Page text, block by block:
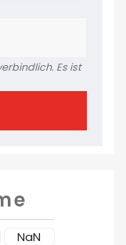
Es ist
NaN